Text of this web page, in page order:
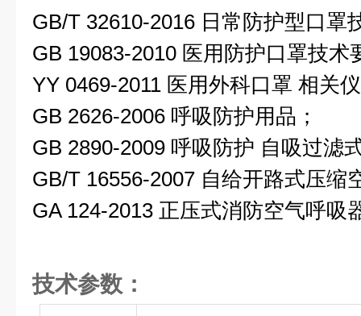
GB/T 32610-2016 日常防护型口罩
GB 19083-2010 医用防护口罩技术
YY 0469-2011 医用外科口罩 相关
GB 2626-2006 呼吸防护用品；
GB 2890-2009 呼吸防护 自吸过滤
GB/T 16556-2007 自给开路式压缩
GA 124-2013 正压式消防空气呼吸
技术参数：